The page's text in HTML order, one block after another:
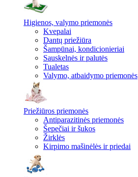
Higienos, valymo priemonės
Kvepalai
Dantų priežiūra
Šampūnai, kondicionieriai
Sauskelnės ir palutės
Tualetas
Valymo, atbaidymo priemonės
Priežiūros priemonės
Antiparazitinės priemonės
Šepečiai ir šukos
Žirklės
Kirpimo mašinėlės ir priedai